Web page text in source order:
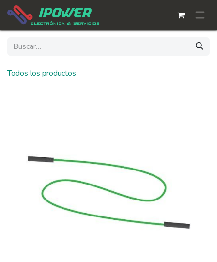
Ir al contenido
Todos los productos